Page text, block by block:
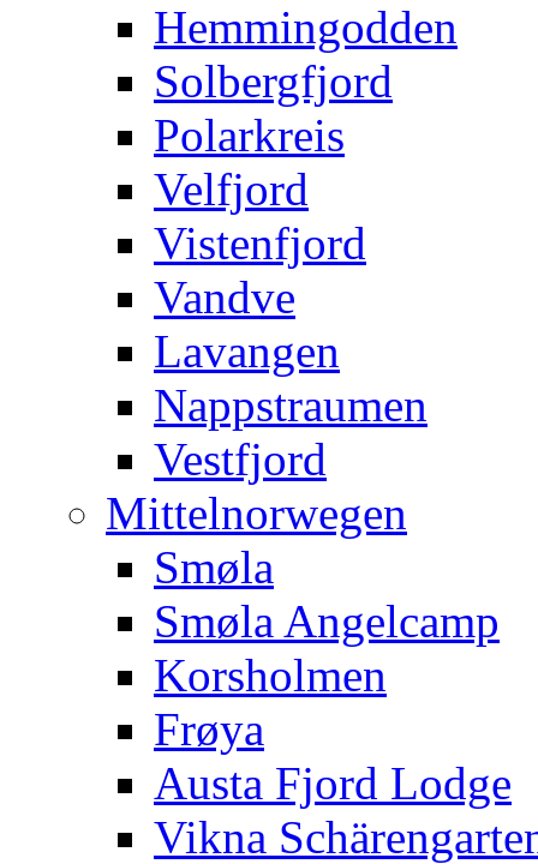
Hemmingodden
Solbergfjord
Polarkreis
Velfjord
Vistenfjord
Vandve
Lavangen
Nappstraumen
Vestfjord
Mittelnorwegen
Smøla
Smøla Angelcamp
Korsholmen
Frøya
Austa Fjord Lodge
Vikna